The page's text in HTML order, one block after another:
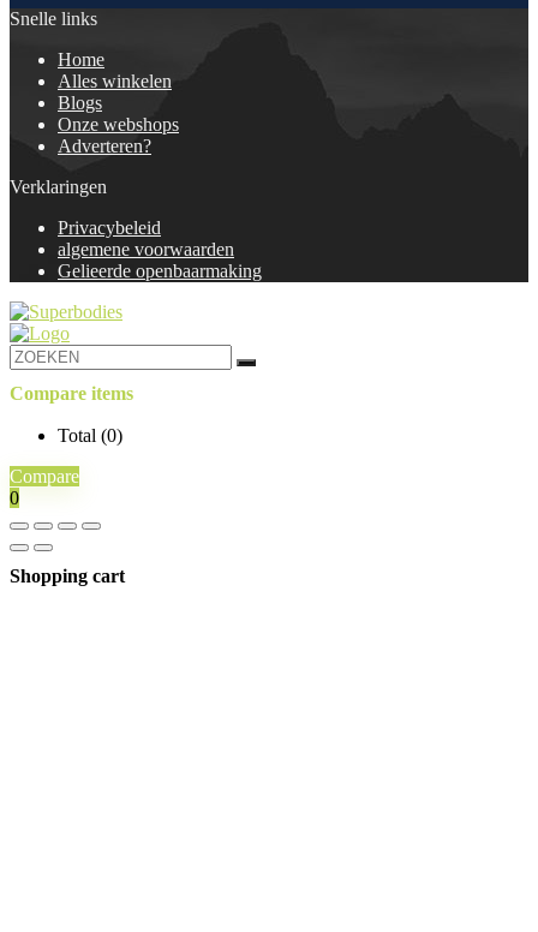
Snelle links
Home
Alles winkelen
Blogs
Onze webshops
Adverteren?
Verklaringen
Privacybeleid
algemene voorwaarden
Gelieerde openbaarmaking
Compare items
Total (0)
Compare
0
Shopping cart